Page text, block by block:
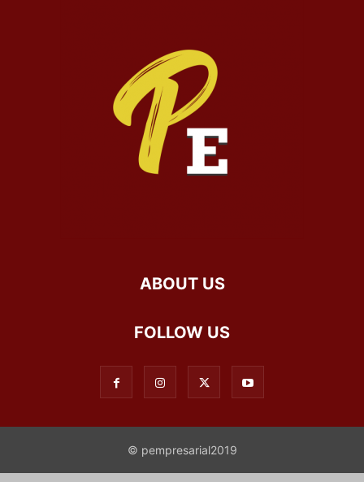
ABOUT US
FOLLOW US
© pempresarial2019